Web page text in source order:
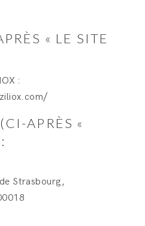
« LE SITE
:
APRÈS «
Strasbourg,